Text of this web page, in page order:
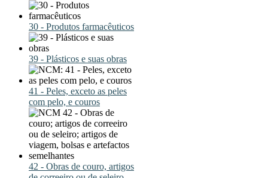
30 - Produtos farmacêuticos
39 - Plásticos e suas obras
41 - Peles, exceto as peles
com pelo, e couros
42 - Obras de couro, artigos